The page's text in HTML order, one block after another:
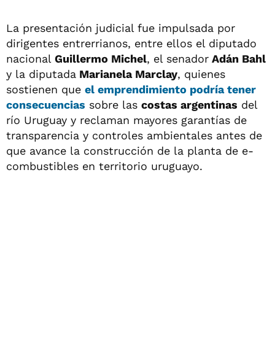
La presentación judicial fue impulsada por
dirigentes entrerrianos, entre ellos el diputado
nacional Guillermo Michel, el senador Adán Bahl
y la diputada Marianela Marclay, quienes
sostienen que el emprendimiento podría tener
consecuencias sobre las costas argentinas del
río Uruguay y reclaman mayores garantías de
transparencia y controles ambientales antes de
que avance la construcción de la planta de e-
combustibles en territorio uruguayo.